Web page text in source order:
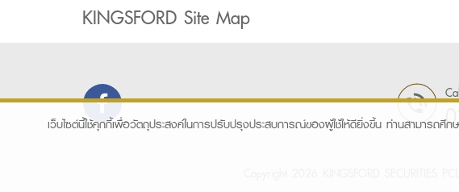
KINGSFORD Site Map
Copyright 2026 KINGSFORD SECURITIES
เว็บไซต์นี้ใช้คุกกี้เพื่อวัตถุประสงค์ในการปรับปรุงประสบการณ์ของผู้ใช้ให้ดียิ่งขึ้น ท่านสามารถศึก